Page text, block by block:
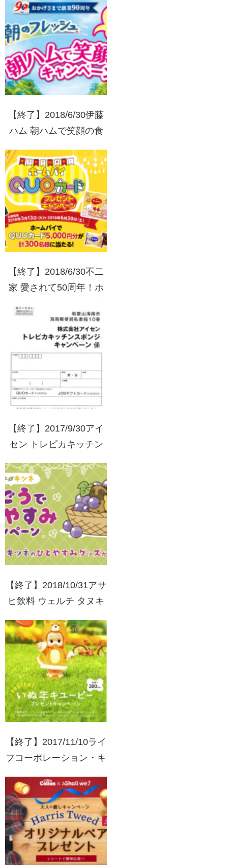
ペーン
【終了】2018/6/30伊藤
ハム 朝ハムで笑顔の食
【終了】2018/6/30不二
家 愛されて50周年！ホ
レゼントキャンペーン
【終了】2017/9/30アイ
セン トレピカキッチン
【終了】2018/10/31アサ
ヒ飲料 ウェルチ タヌキ
すみキャンペーン 買っ
て応募！
【終了】2017/11/10ライ
フコーポレーション・キ
ピープレゼントキャンペ
ーン